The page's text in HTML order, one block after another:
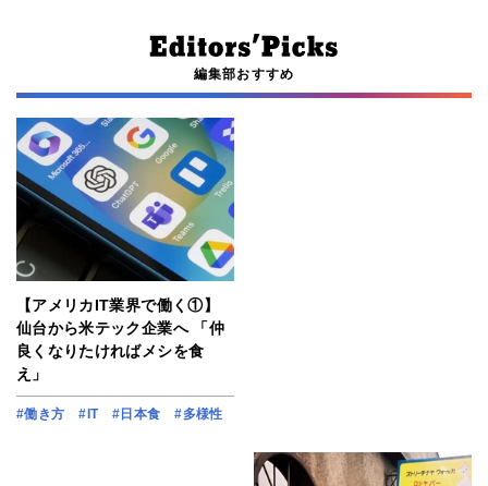
編集部おすすめ
【アメリカIT業界で働く①】
仙台から米テック企業へ 「仲
良くなりたければメシを食
え」
#働き方 #IT #日本食 #多様性